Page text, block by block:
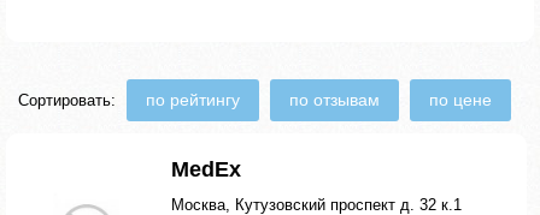
Сортировать: по рейтингу по отзывам по цене
MedEx
Москва, Кутузовский проспект д. 32 к.1